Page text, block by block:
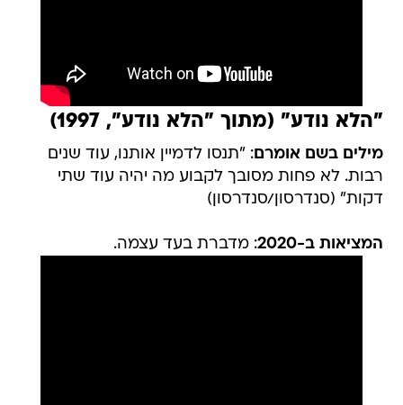
"הלא נודע" (מתוך "הלא נודע", 1997)
מילים בשם אומרם: "תנסו לדמיין אותנו, עוד שנים
רבות. לא פחות מסובך לקבוע מה יהיה עוד שתי
דקות" (סנדרסון/סנדרסון)
המציאות ב-2020 : מדברת בעד עצמה.